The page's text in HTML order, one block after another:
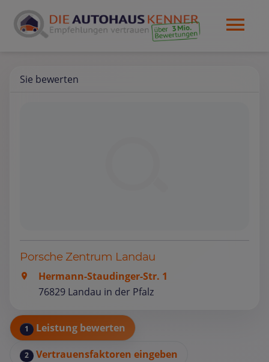
Sie bewerten
Porsche Zentrum Landau
Hermann-Staudinger-Str. 1
76829 Landau in der Pfalz
1 Leistung bewerten
2 Vertrauensfaktoren eingeben